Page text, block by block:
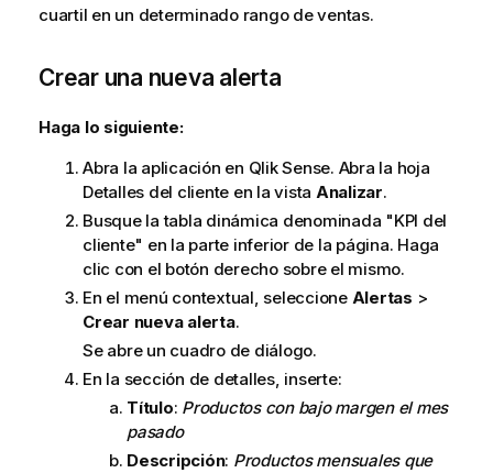
cuartil en un determinado rango de ventas.
Crear una nueva alerta
Haga lo siguiente:
Abra la aplicación en Qlik Sense. Abra la hoja
Detalles del cliente en la vista Analizar.
Busque la tabla dinámica denominada "KPI del
cliente" en la parte inferior de la página. Haga
clic con el botón derecho sobre el mismo.
En el menú contextual, seleccione Alertas >
Crear nueva alerta.
Se abre un cuadro de diálogo.
En la sección de detalles, inserte:
Título: Productos con bajo margen el mes
pasado
Descripción: Productos mensuales que